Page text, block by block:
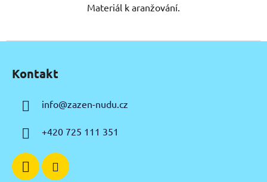
Materiál k aranžování.
Kontakt
info@zazen-nudu.cz
+420 725 111 351